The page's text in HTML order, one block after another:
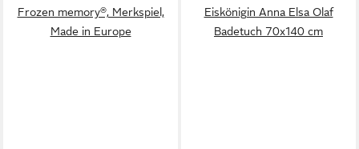
Frozen memory®, Merkspiel,
Made in Europe
Eiskönigin Anna Elsa Olaf
Badetuch 70x140 cm